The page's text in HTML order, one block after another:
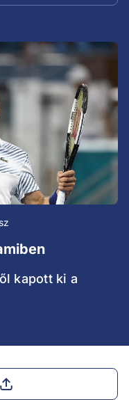
kapott ki a